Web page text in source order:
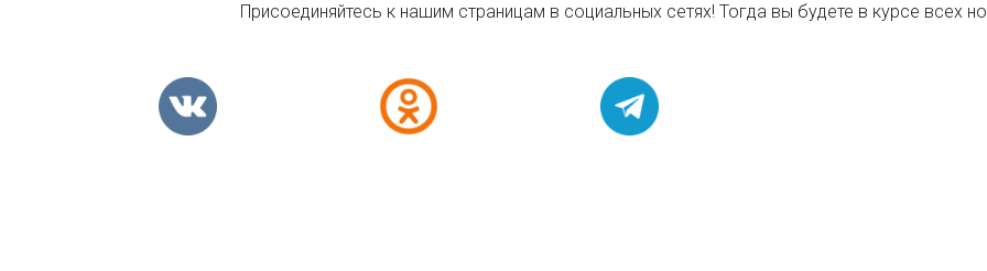
Присоединяйтесь к нашим страницам в социальных сетях! Тогда вы будете в курсе всех